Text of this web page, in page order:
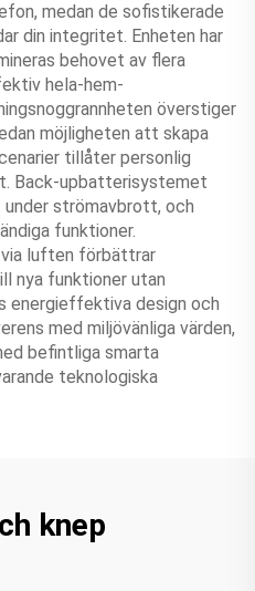
medan de sofistikerade
din integritet. Enheten har
behovet av flera
hela-hem-
överstiger
möjligheten att skapa
tillåter personlig
Back-upbatterisystemet
strömavbrott, och
funktioner.
via luften förbättrar
nya funktioner utan
energieffektiva design och
med miljövänliga värden,
befintliga smarta
teknologiska
knep